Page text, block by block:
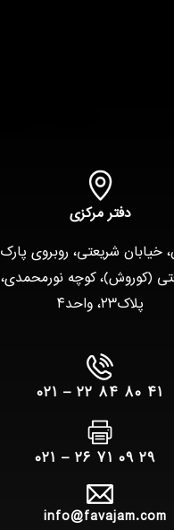
دفتر مرکزی
خیابان شریعتی، روبروی پارک
(کوروش)، کوچه نورمحمدی،
پلاک۲۳، واحد۴
۴۱ ۸۰ ۸۴ ۲۲ – ۰۲۱
۲۹ ۰۹ ۷۱ ۲۶ – ۰۲۱
info@favajam.com